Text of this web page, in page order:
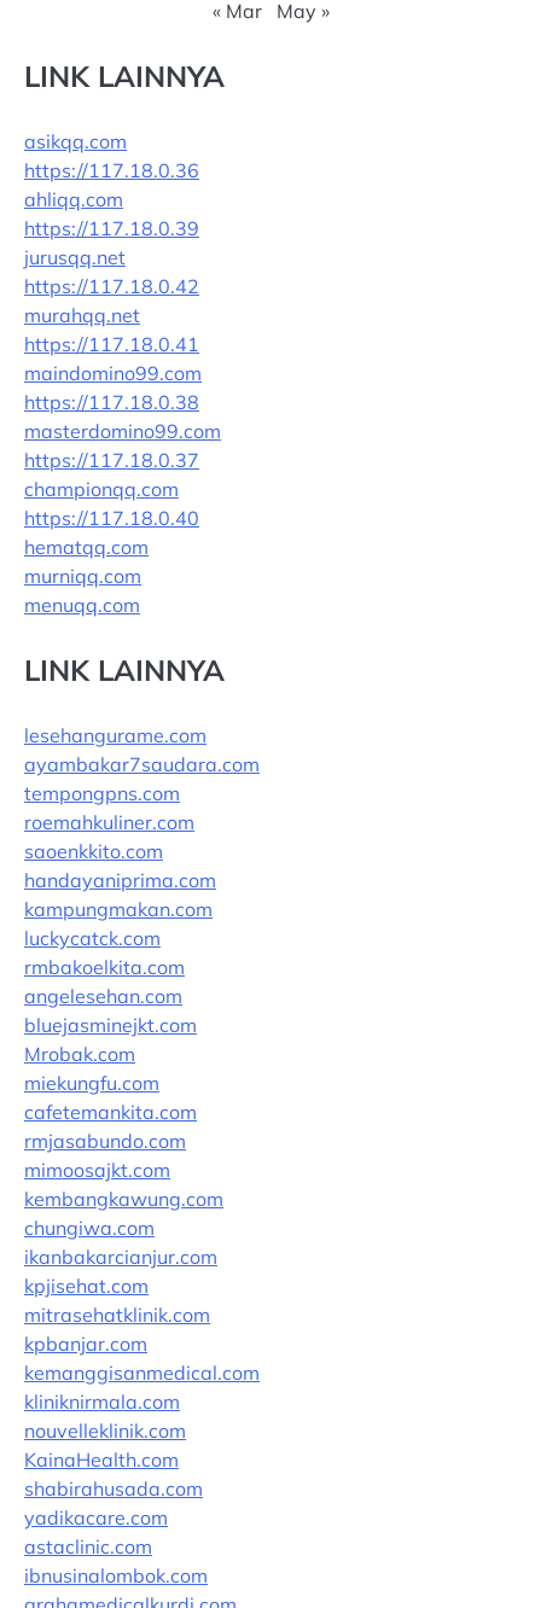
« Mar May »
LINK LAINNYA
asikqq.com
https://117.18.0.36
ahliqq.com
https://117.18.0.39
jurusqq.net
https://117.18.0.42
murahqq.net
https://117.18.0.41
maindomino99.com
https://117.18.0.38
masterdomino99.com
https://117.18.0.37
championqq.com
https://117.18.0.40
hematqq.com
murniqq.com
menuqq.com
LINK LAINNYA
lesehangurame.com
ayambakar7saudara.com
tempongpns.com
roemahkuliner.com
saoenkkito.com
handayaniprima.com
kampungmakan.com
luckycatck.com
rmbakoelkita.com
angelesehan.com
bluejasminejkt.com
Mrobak.com
miekungfu.com
cafetemankita.com
rmjasabundo.com
mimoosajkt.com
kembangkawung.com
chungiwa.com
ikanbakarcianjur.com
kpjisehat.com
mitrasehatklinik.com
kpbanjar.com
kemanggisanmedical.com
kliniknirmala.com
nouvelleklinik.com
KainaHealth.com
shabirahusada.com
yadikacare.com
astaclinic.com
ibnusinalombok.com